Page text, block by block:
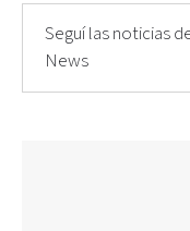
Seguí las noticias
News